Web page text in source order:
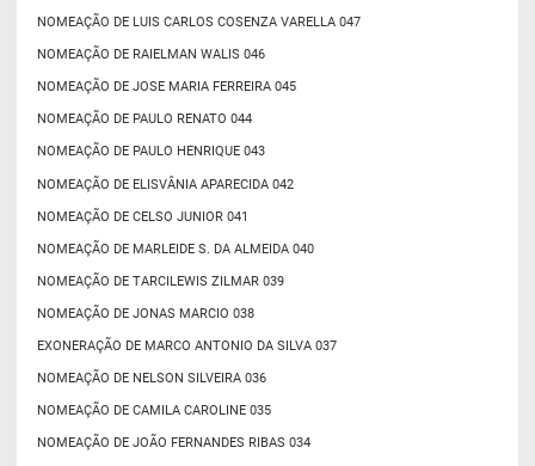
NOMEAÇÃO DE LUIS CARLOS COSENZA VARELLA 047
NOMEAÇÃO DE RAIELMAN WALIS 046
NOMEAÇÃO DE JOSE MARIA FERREIRA 045
NOMEAÇÃO DE PAULO RENATO 044
NOMEAÇÃO DE PAULO HENRIQUE 043
NOMEAÇÃO DE ELISVÂNIA APARECIDA 042
NOMEAÇÃO DE CELSO JUNIOR 041
NOMEAÇÃO DE MARLEIDE S. DA ALMEIDA 040
NOMEAÇÃO DE TARCILEWIS ZILMAR 039
NOMEAÇÃO DE JONAS MARCIO 038
EXONERAÇÃO DE MARCO ANTONIO DA SILVA 037
NOMEAÇÃO DE NELSON SILVEIRA 036
NOMEAÇÃO DE CAMILA CAROLINE 035
NOMEAÇÃO DE JOÃO FERNANDES RIBAS 034